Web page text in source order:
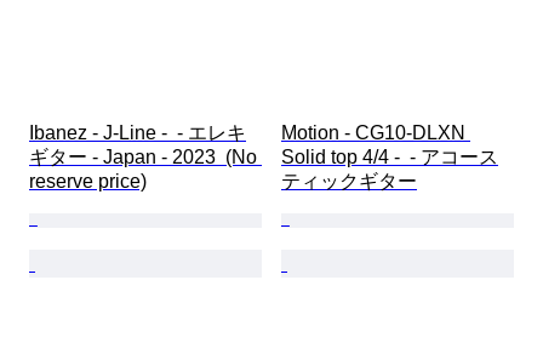
Ibanez - J-Line -  - エレキ
ギター - Japan - 2023  (No
reserve price)
Motion - CG10-DLXN
Solid top 4/4 -  - アコース
ティックギター